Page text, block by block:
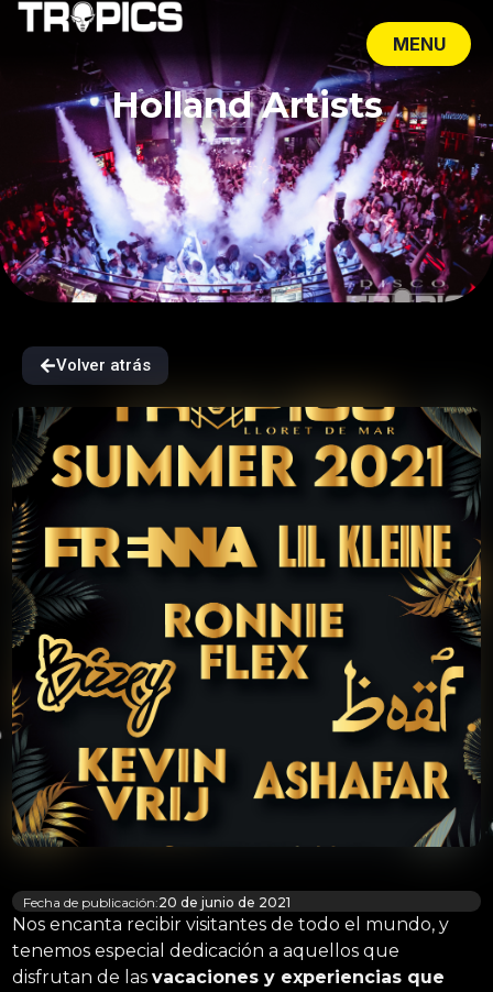
MENU
CLOSE
Holland Artists
Volver atrás
Fecha de publicación:20 de junio de 2021
Nos encanta recibir visitantes de todo el mundo, y
tenemos especial dedicación a aquellos que
disfrutan de lasvacaciones y experiencias que